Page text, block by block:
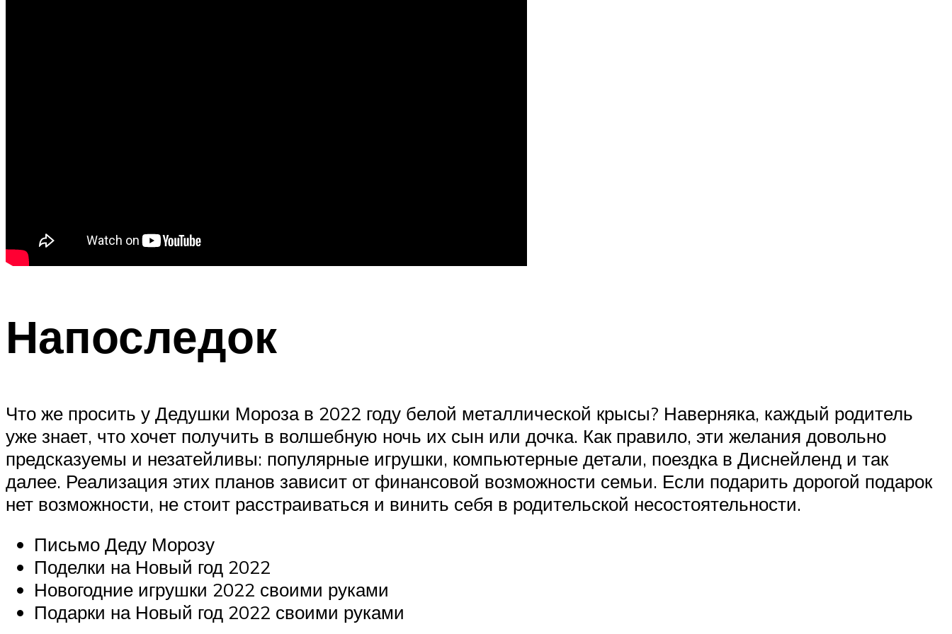
Напоследок
Что же просить у Дедушки Мороза в 2022 году белой металлической крысы? Наверняка, каждый родитель
уже знает, что хочет получить в волшебную ночь их сын или дочка. Как правило, эти желания довольно
предсказуемы и незатейливы: популярные игрушки, компьютерные детали, поездка в Диснейленд и так
далее. Реализация этих планов зависит от финансовой возможности семьи. Если подарить дорогой подарок
нет возможности, не стоит расстраиваться и винить себя в родительской несостоятельности.
Письмо Деду Морозу
Поделки на Новый год 2022
Новогодние игрушки 2022 своими руками
Подарки на Новый год 2022 своими руками